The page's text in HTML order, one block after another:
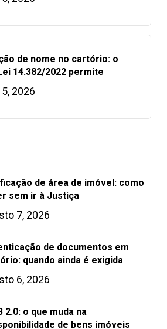
de nome no cartório: o
14.382/2022 permite
2026
de área de imóvel: como
sem ir à Justiça
7, 2026
de documentos em
quando ainda é exigida
6, 2026
2.0: o que muda na
de bens imóveis